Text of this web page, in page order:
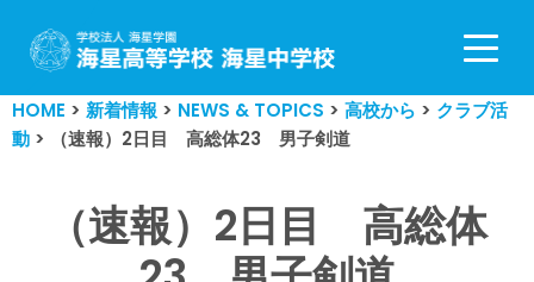
コ
ン
テ
ン
HOME > 新着情報 > NEWS & TOPICS > 高校から > クラブ活
動 > （速報）2日目 高総体23 男子剣道
（速報）2日目 高総体